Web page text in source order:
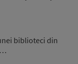
biblioteci din